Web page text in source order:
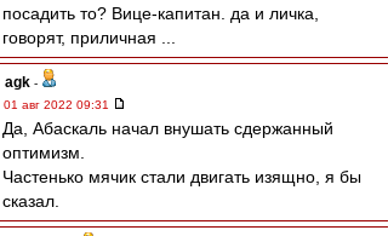
посадить то? Вице-капитан. да и личка,
говорят, приличная ...
agk -
01 авг 2022 09:31
Да, Абаскаль начал внушать сдержанный
оптимизм.
Частенько мячик стали двигать изящно, я бы
сказал.